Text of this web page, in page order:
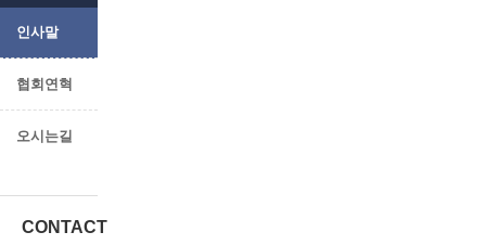
인사말
협회연혁
오시는길
CONTACT